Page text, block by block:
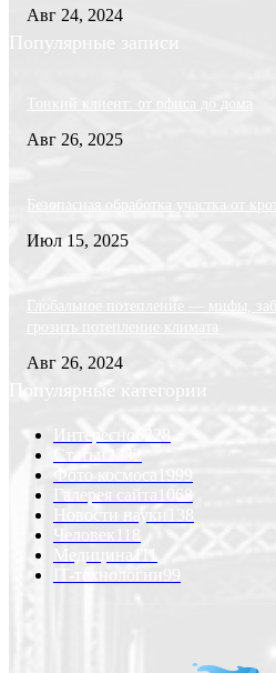
Авг 24, 2024
Популярные записи
Тонкий клиент: от офиса до дома
Авг 26, 2025
Безопасная обработка участка от
Июл 15, 2025
Глобальное потепление — мифы,
грозить потепление климата
Авг 26, 2024
Популярные категории
Интересно
6228
Статьи
Фото космоса
1999
Галерея сайта
1068
Новости науки
Человек
118
Медицина
IT-технологии99